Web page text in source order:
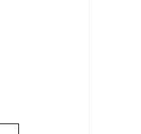
Les vélos